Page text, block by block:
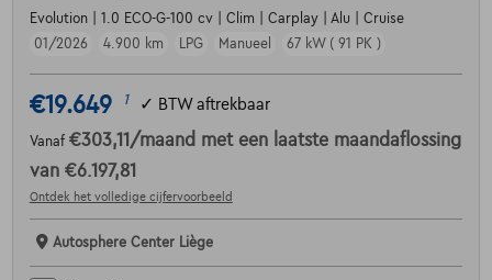
Evolution | 1.0 ECO-G-100 cv | Clim | Carplay | Alu | Cruise
01/2026
4.900 km LPG Manueel 67 kW ( 91 PK )
€19.649 1 ✓ BTW aftrekbaar
Vanaf €303,11 /maand met een laatste maandaflossing
van €6.197,81
Ontdek het volledige cijfervoorbeeld
Autosphere Center Liège